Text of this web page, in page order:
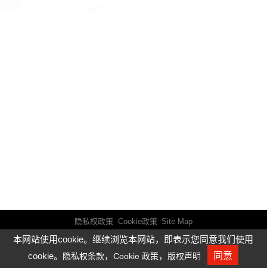
隐私权政策 Cookie政策 Site Map
© Young Optics Inc.Design by GTUT
人才招募
本网站使用cookie。继续浏览本网站，即表示您同意我们使用
cookie。
隐私权条款，Cookie 政策， 版权声明 同意